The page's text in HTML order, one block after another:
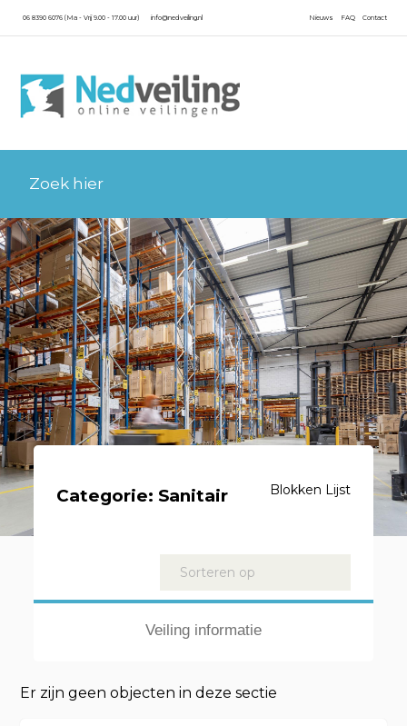
06 8390 6076 (Ma - Vrij 9.00 - 17.00 uur) info@nedveiling.nl Contact
FAQ
Nieuws
Categorie: Sanitair Blokken Lijst
Kavels
Veiling informatie
Sorteren op
Er zijn geen objecten in deze sectie